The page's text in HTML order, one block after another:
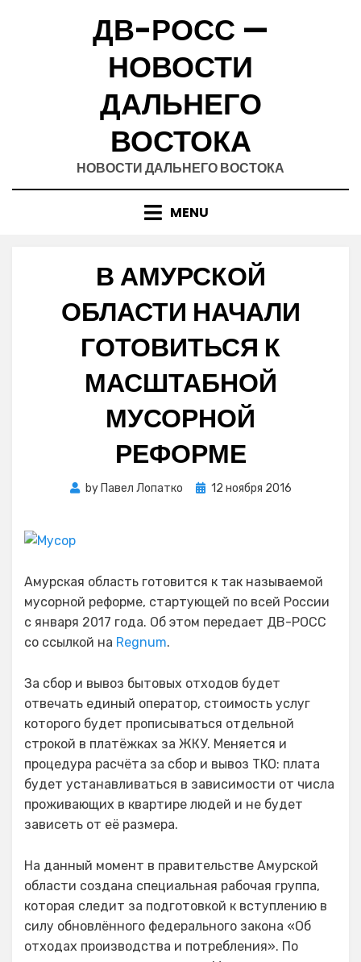
ДВ-РОСС —
НОВОСТИ
ДАЛЬНЕГО
ВОСТОКА
НОВОСТИ ДАЛЬНЕГО ВОСТОКА
MENU
В АМУРСКОЙ
ОБЛАСТИ НАЧАЛИ
ГОТОВИТЬСЯ К
МАСШТАБНОЙ
МУСОРНОЙ
РЕФОРМЕ
by Павел Лопатко
Posted
12 ноября 2016
Амурская область готовится к так называемой
мусорной реформе, стартующей по всей России
с января 2017 года. Об этом передает ДВ-РОСС
со ссылкой на Regnum.
За сбор и вывоз бытовых отходов будет
отвечать единый оператор, стоимость услуг
которого будет прописываться отдельной
строкой в платёжках за ЖКУ. Меняется и
процедура расчёта за сбор и вывоз ТКО: плата
будет устанавливаться в зависимости от числа
проживающих в квартире людей и не будет
зависеть от её размера.
На данный момент в правительстве Амурской
области создана специальная рабочая группа,
которая следит за подготовкой к вступлению в
силу обновлённого федерального закона «Об
отходах производства и потребления». По